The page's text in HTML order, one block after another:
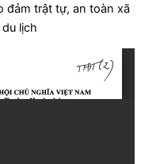
đảm trật tự, an toàn xã
lịch